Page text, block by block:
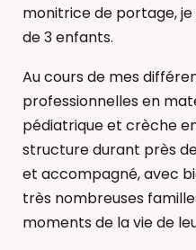
monitrice de portage,
de 3 enfants.
Au cours de mes
professionnelles en
pédiatrique et crèche
structure durant près
et accompagné, avec
très nombreuses
moments de la vie de